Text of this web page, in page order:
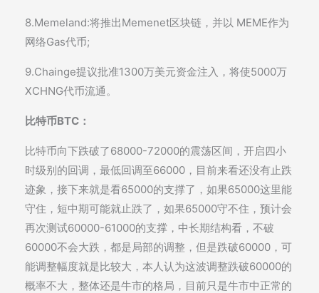
8.Memeland:将推出Memenet区块链，并以 MEME作为
网络Gas代币;
9.Chainge提议批准1300万美元资金注入，将使5000万
XCHNG代币流通。
比特币BTC：
比特币向下跌破了68000-72000的震荡区间，开启四小
时级别的回调，最低回调至66000，目前来看还没有止跌
迹象，接下来就是看65000的支撑了，如果65000这里能
守住，短中期可能就止跌了，如果65000守不住，预计会
再次测试60000-61000的支撑，中长期结构看，不破
60000不会大跌，都是局部的调整，但是跌破60000，可
能调整幅度就是比较大，本人认为这波调整跌破60000的
概率不大，整体还是牛市的格局，目前只是牛市中正常的